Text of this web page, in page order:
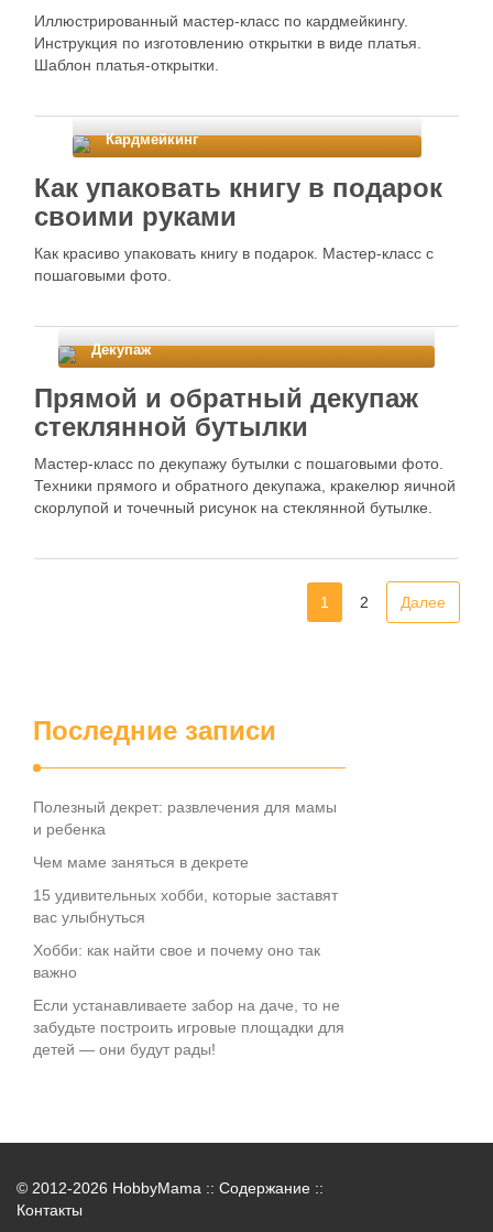
Иллюстрированный мастер-класс по кардмейкингу.
Инструкция по изготовлению открытки в виде платья.
Шаблон платья-открытки.
Кардмейкинг
Как упаковать книгу в подарок
своими руками
Как красиво упаковать книгу в подарок. Мастер-класс с
пошаговыми фото.
Декупаж
Прямой и обратный декупаж
стеклянной бутылки
Мастер-класс по декупажу бутылки с пошаговыми фото.
Техники прямого и обратного декупажа, кракелюр яичной
скорлупой и точечный рисунок на стеклянной бутылке.
1 2 Далее
Последние записи
Полезный декрет: развлечения для мамы
и ребенка
Чем маме заняться в декрете
15 удивительных хобби, которые заставят
вас улыбнуться
Хобби: как найти свое и почему оно так
важно
Если устанавливаете забор на даче, то не
забудьте построить игровые площадки для
детей — они будут рады!
© 2012-2026 HobbyMama :: Содержание ::
Контакты